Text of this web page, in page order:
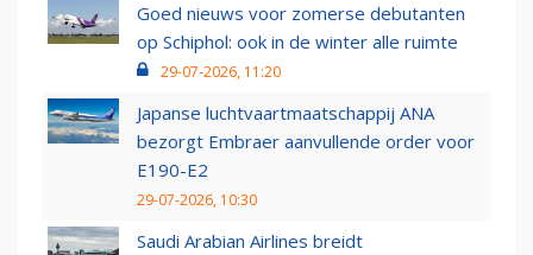
Goed nieuws voor zomerse debutanten
op Schiphol: ook in de winter alle ruimte
29-07-2026, 11:20
Japanse luchtvaartmaatschappij ANA
bezorgt Embraer aanvullende order voor
E190-E2
29-07-2026, 10:30
Saudi Arabian Airlines breidt